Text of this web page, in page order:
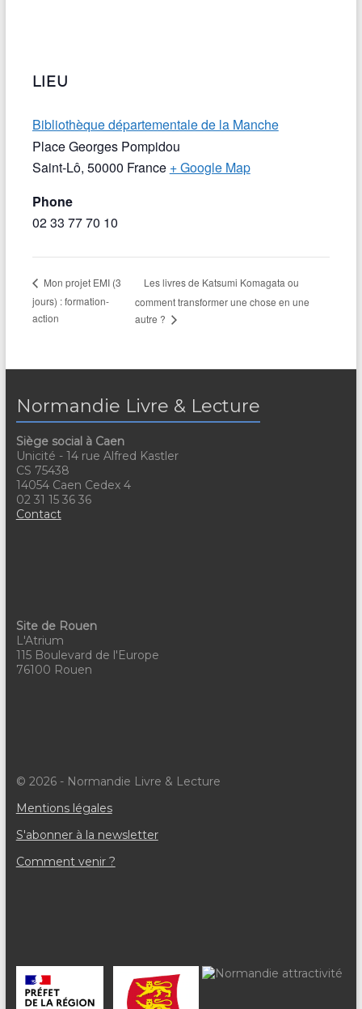
LIEU
Bibliothèque départementale de la Manche
Place Georges Pompidou
Saint-Lô, 50000 France + Google Map
Phone
02 33 77 70 10
Mon projet EMI (3
jours) : formation-
action
Les livres de Katsumi Komagata ou
comment transformer une chose en une
autre ?
Normandie Livre & Lecture
Siège social à Caen
Unicité - 14 rue Alfred Kastler
CS 75438
14054 Caen Cedex 4
02 31 15 36 36
Contact
Site de Rouen
L'Atrium
115 Boulevard de l'Europe
76100 Rouen
© 2026 - Normandie Livre & Lecture
Mentions légales
S'abonner à la newsletter
Comment venir ?